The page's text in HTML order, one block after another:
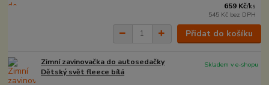
659 Kč/ks
545 Kč bez DPH
Přidat do košíku
Zimní zavinovačka do autosedačky
Dětský svět fleece bílá
Skladem v e-shopu